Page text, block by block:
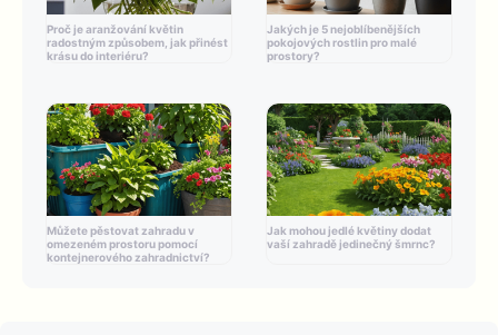
Proč je aranžování květin
radostným způsobem, jak přinést
krásu do interiéru?
Jakých je 5 nejoblíbenějších
pokojových rostlin pro malé
prostory?
Můžete pěstovat zahradu v
omezeném prostoru pomocí
kontejnerového zahradnictví?
Jak mohou jedlé květiny dodat
vaší zahradě jedinečný šmrnc?